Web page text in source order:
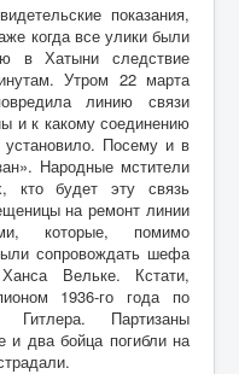
показания,
когда все улики были
в Хатыни следствие
Утром 22 марта
линию связи
и к какому соединению
Посему и в
Народные мстители
кто будет эту связь
на ремонт линии
которые, помимо
сопровождать шефа
Вельке. Кстати,
1936-го года по
Партизаны
два бойца погибли на